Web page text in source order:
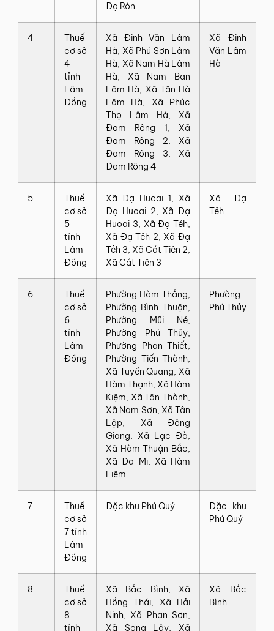
Đạ‍ Ròn
4
Thuế‍
cơ‍ sở‍
4‍
tỉnh
Lâm
Đồng
Xã‍ Đinh‍ Văn‍ Lâm‍
Hà,‍ Xã‍ Phú‍ Sơn‍ Lâm‍
Hà,‍ Xã‍ Nam‍ Hà‍ Lâm‍
Hà,‍ Xã‍ Nam‍ Ban‍
Lâm‍ Hà,‍ Xã‍ Tân‍ Hà‍
Lâm‍ Hà,‍ Xã‍ Phúc‍
Thọ‍ Lâm‍ Hà,‍ Xã‍
Đam‍ Rông‍ 1,‍ Xã‍
Đam‍ Rông‍ 2,‍ Xã‍
Đam‍ Rông‍ 3,‍ Xã‍
Đam‍ Rông‍ 4
Xã‍ Đinh‍
Văn‍ Lâm‍
Hà
5
Thuế‍
cơ‍ sở‍
5‍
tỉnh
Lâm
Đồng
Xã‍ Đạ‍ Huoai‍ 1,‍ Xã‍
Đạ‍ Huoai‍ 2,‍ Xã‍ Đạ‍
Huoai‍ 3,‍ Xã‍ Đạ‍ Tẻh,‍
Xã‍ Đạ‍ Tẻh‍ 2,‍ Xã‍ Đạ‍
Tẻh‍ 3,‍ Xã‍ Cát‍ Tiên‍ 2,‍
Xã‍ Cát‍ Tiên‍ 3
Xã‍ Đạ‍
Tẻh
6
Thuế‍
cơ‍ sở‍
6‍
tỉnh
Lâm
Đồng
Phường‍ Hàm‍ Thắng,‍
Phường‍ Bình‍ Thuận,‍
Phường‍ Mũi‍ Né,‍
Phường‍ Phú‍ Thủy,‍
Phường‍ Phan‍ Thiết,‍
Phường‍ Tiến‍ Thành,‍
Xã‍ Tuyền‍ Quang,‍ Xã‍
Hàm‍ Thạnh,‍ Xã‍ Hàm‍
Kiệm,‍ Xã‍ Tân‍ Thành,‍
Xã‍ Nam‍ Sơn,‍ Xã‍ Tân‍
Lập,‍ Xã‍ Đông‍
Giang,‍ Xã‍ Lạc‍ Đà,‍
Xã‍ Hàm‍ Thuận‍ Bắc,‍
Xã‍ Đa‍ Mi,‍ Xã‍ Hàm‍
Liêm
Phường‍
Phú‍ Thủy
7
Thuế‍
cơ‍ sở‍
7‍ tỉnh‍
Lâm‍
Đồng
Đặc‍ khu‍ Phú‍ Quý
Đặc‍ khu‍
Phú‍ Quý
8
Thuế‍
cơ‍ sở‍
8‍
tỉnh
Xã‍ Bắc‍ Bình,‍ Xã‍
Hồng‍ Thái,‍ Xã‍ Hải‍
Ninh,‍ Xã‍ Phan‍ Sơn,‍
Xã‍ Song‍ Lây,‍ Xã‍
Xã‍ Bắc‍
Bình